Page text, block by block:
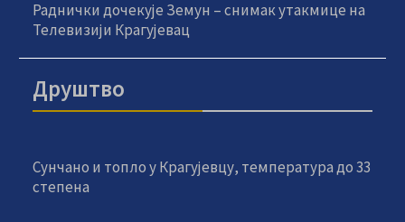
Раднички дочекује Земун – снимак утакмице на
Телевизији Крагујевац
Друштво
Сунчано и топло у Крагујевцу, температура до 33
степена